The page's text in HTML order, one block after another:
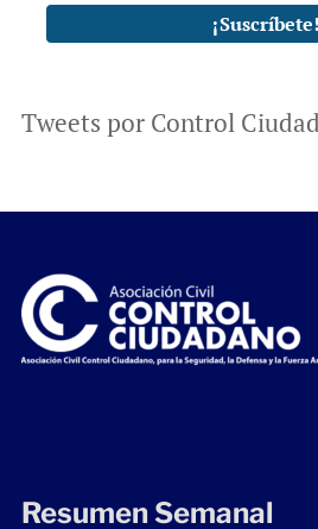
Tweets por Control
Resumen Semanal